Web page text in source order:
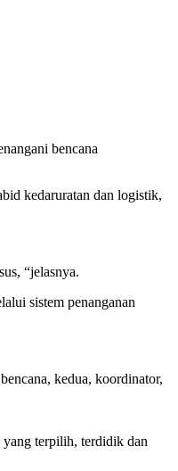
bencana
kedaruratan dan logistik,
“jelasnya.
sistem penanganan
kedua, koordinator,
yang terpilih, terdidik dan